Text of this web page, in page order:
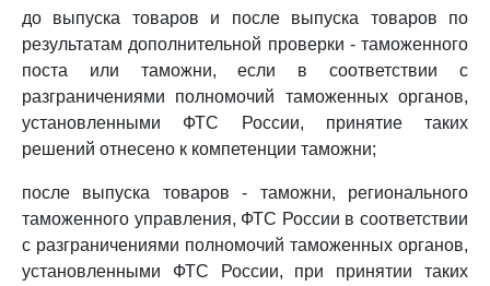
до выпуска товаров и после выпуска товаров по
результатам дополнительной проверки - таможенного
поста или таможни, если в соответствии с
разграничениями полномочий таможенных органов,
установленными ФТС России, принятие таких
решений отнесено к компетенции таможни;
после выпуска товаров - таможни, регионального
таможенного управления, ФТС России в соответствии
с разграничениями полномочий таможенных органов,
установленными ФТС России, при принятии таких